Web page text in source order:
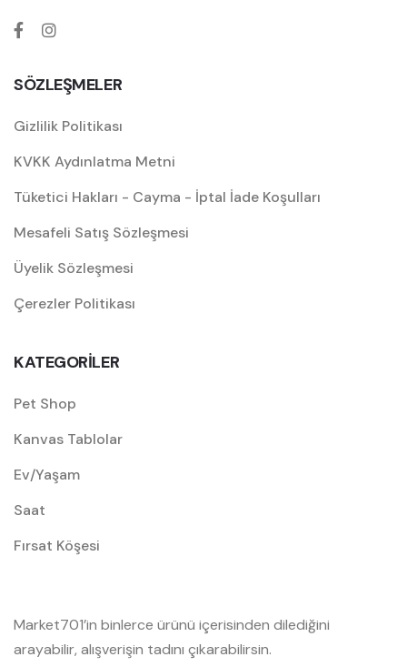
SÖZLEŞMELER
Gizlilik Politikası
KVKK Aydınlatma Metni
Tüketici Hakları - Cayma - İptal İade Koşulları
Mesafeli Satış Sözleşmesi
Üyelik Sözleşmesi
Çerezler Politikası
KATEGORİLER
Pet Shop
Kanvas Tablolar
Ev/Yaşam
Saat
Fırsat Köşesi
Market701’in binlerce ürünü içerisinden dilediğini
arayabilir, alışverişin tadını çıkarabilirsin.